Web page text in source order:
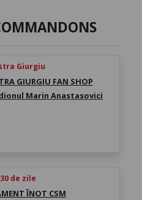
Giurgiu
GIURGIU FAN SHOP
Marin Anastasovici
de zile
ÎNOT CSM